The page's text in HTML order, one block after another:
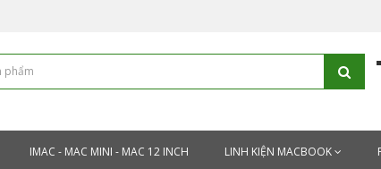
IMAC - MAC MINI - MAC 12 INCH LINH KIỆN MACBOOK